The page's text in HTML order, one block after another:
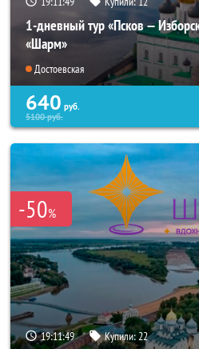
1-дневный тур «Псков —
«Шарм»
Достоевская
640 руб.
5100руб.
-50%
19:11:47 Купили: 22